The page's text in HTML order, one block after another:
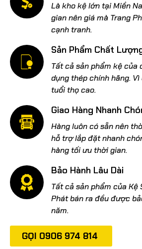
Là kho kệ lớn tại Miền
gian nên giá mà Trang
cạnh tranh.
Sản Phẩm Chất
Tất cả sản phẩm kệ của
dụng thép chính hãng.
tuổi thọ cao.
Giao Hàng Nhanh
Hàng luôn có sẵn nên
hỗ trợ lắp đặt nhanh
hàng tối ưu thời gian.
Bảo Hành Lâu Dài
Tất cả sản phẩm của Kệ
Phát bán ra đều được
năm.
GỌI 0906 974 814